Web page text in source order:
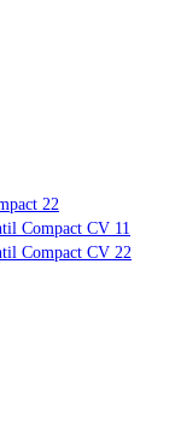
22
Compact CV 11
Compact CV 22